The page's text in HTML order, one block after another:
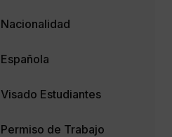
Nacionalidad
Española
Visado Estudiantes
Permiso de Trabajo